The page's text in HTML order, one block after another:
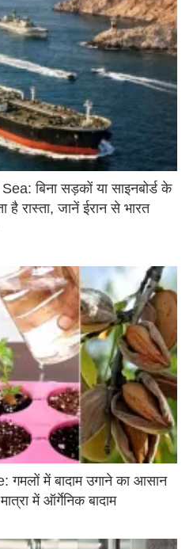
बिना सड़कों या साइनबोर्ड के
रास्ता, जानें ईरान से भारत
में बादाम उगाने का आसान
में ऑर्गेनिक बादाम